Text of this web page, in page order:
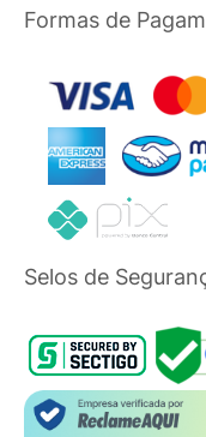
Formas de
Selos de